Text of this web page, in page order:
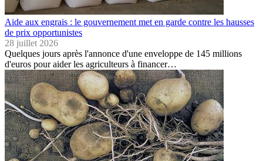
Aide aux engrais : le gouvernement met en garde contre les hausses
de prix opportunistes
28 juillet 2026
Quelques jours après l'annonce d'une enveloppe de 145 millions
d'euros pour aider les agriculteurs à financer…